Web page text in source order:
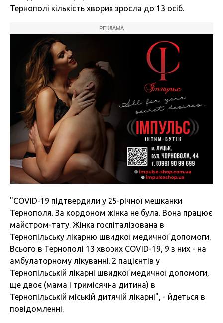
Тернополі кількість хворих зросла до 13 осіб.
РЕКЛАМА
"COVID-19 підтвердили у 25-річної мешканки
Тернополя. За кордоном жінка не була. Вона працює
майстром-тату. Жінка госпіталізована в
Тернопільську лікарню швидкої медичної допомоги.
Всього в Тернополі 13 хворих COVID-19, 9 з них - на
амбулаторному лікуванні. 2 пацієнтів у
Тернопільській лікарні швидкої медичної допомоги,
ще двоє (мама і тримісячна дитина) в
Тернопільській міській дитячій лікарні", - йдеться в
повідомленні.